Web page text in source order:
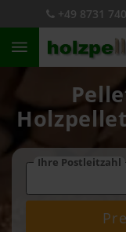
+49 8731
Ihre Postleitzahl